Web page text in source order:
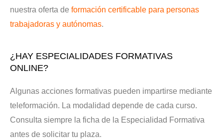
nuestra oferta de formación certificable para personas
trabajadoras y autónomas.
¿HAY ESPECIALIDADES FORMATIVAS
ONLINE?
Algunas acciones formativas pueden impartirse mediante
teleformación. La modalidad depende de cada curso.
Consulta siempre la ficha de la Especialidad Formativa
antes de solicitar tu plaza.